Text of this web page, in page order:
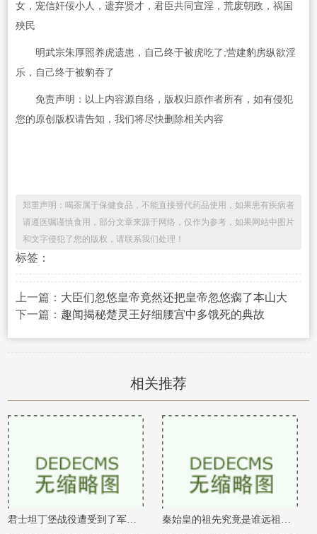
女，宠信奸佞小人，遗弃贤才，君臣共同宣淫，荒废朝政，祸国
殃民
明武宗朱厚照养虎遗患，自己终于被虎吃了;营建豹房纵欲淫
乐，自己终于被豹吞了
免责声明：以上内容源自络，版权归原作者所有，如有侵犯
您的原创版权请告知，我们将尽快删除相关内容
郑重声明：喝茶属于保健食品，不能直接替代药品使用，如果患有疾病者
请遵医嘱谨慎食用，部分文章来源于网络，仅作为参考，如果网站中图片
和文字侵犯了您的版权，请联系我们处理！
标签：
上一篇： 大臣们忽悠皇帝竟然还把皇帝忽悠瘸了本山大
下一篇： 趣闻揭秘楚灵王好细腰宫中多饿死的典故
相关推荐
君士坦丁堡战役遭受到了军队的疯狂劫掠 秦始皇的祖先究竟是谁远祖有可能是吕尚